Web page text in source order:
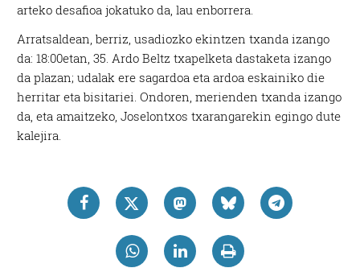
arteko desafioa jokatuko da, lau enborrera.
Arratsaldean, berriz, usadiozko ekintzen txanda izango
da: 18:00etan, 35. Ardo Beltz txapelketa dastaketa izango
da plazan; udalak ere sagardoa eta ardoa eskainiko die
herritar eta bisitariei. Ondoren, merienden txanda izango
da, eta amaitzeko, Joselontxos txarangarekin egingo dute
kalejira.